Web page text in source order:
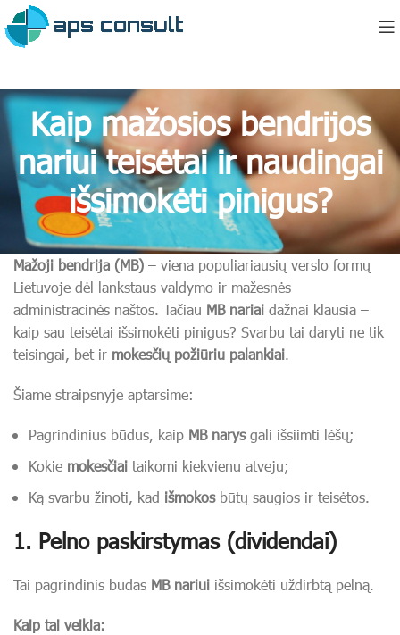
Kaip mažosios bendrijos
nariui teisėtai ir naudingai
išsimokėti pinigus?
Mažoji bendrija (MB) – viena populiariausių verslo formų
Lietuvoje dėl lankstaus valdymo ir mažesnės
administracinės naštos. Tačiau MB nariai dažnai klausia –
kaip sau teisėtai išsimokėti pinigus? Svarbu tai daryti ne tik
teisingai, bet ir mokesčių požiūriu palankiai.
Šiame straipsnyje aptarsime:
Pagrindinius būdus, kaip MB narysgali išsiimti lėšų;
Kokie mokesčiai taikomi kiekvienu atveju;
Ką svarbu žinoti, kad išmokosbūtų saugios ir teisėtos.
1. Pelno paskirstymas (dividendai)
Tai pagrindinis būdas MB nariui išsimokėti uždirbtą pelną.
Kaip tai veikia: